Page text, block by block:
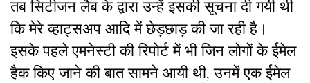
तब सिटीजन लैब के द्वारा उन्हें इसकी सूचना दी गयी थी
कि मेरे व्हाट्सअप आदि में छेड़छाड़ की जा रही है।
इसके पहले एमनेस्टी की रिपोर्ट में भी जिन लोगों के ईमेल
हैक किए जाने की बात सामने आयी थी, उनमें एक ईमेल